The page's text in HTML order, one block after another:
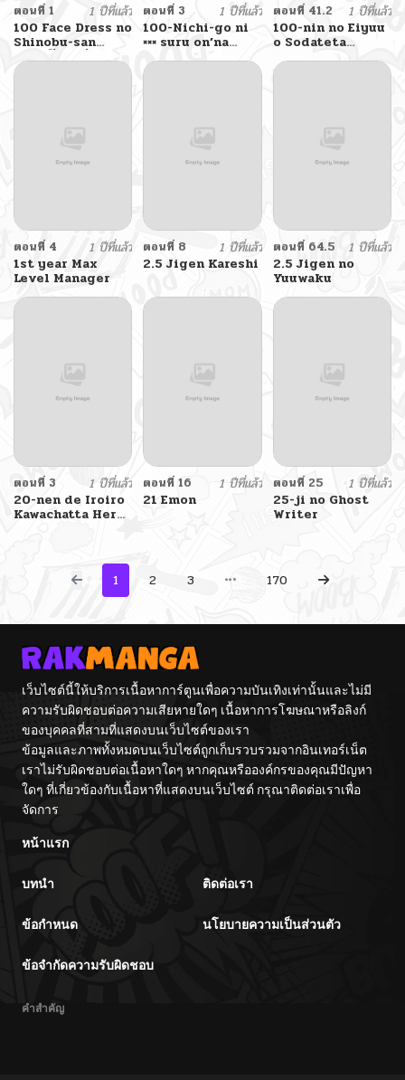
ตอนที่ 1
1 ปีที่แล้ว
100 Face Dress no
Shinobu-san
อาภรณ์ร้อยหน้า คุณชิ
โนบุ
ตอนที่ 3
1 ปีที่แล้ว
100-Nichi-go ni
××× suru on’na
shacho to
shin’nyu shain
ตอนที่ 41.2
1 ปีที่แล้ว
100-nin no Eiyuu
o Sodateta
Saikyou
Yogensha wa,
ตอนที่ 4
1 ปีที่แล้ว
1st year Max
Level Manager
ตอนที่ 8
1 ปีที่แล้ว
2.5 Jigen Kareshi
ตอนที่ 64.5
1 ปีที่แล้ว
2.5 Jigen no
Yuuwaku
ตอนที่ 3
1 ปีที่แล้ว
20-nen de Iroiro
Kawachatta Hero
ตอนที่ 16
1 ปีที่แล้ว
21 Emon
ตอนที่ 25
1 ปีที่แล้ว
25-ji no Ghost
Writer
1 2 3 170
เว็บไซต์นี้ให้บริการเนื้อหาการ์ตูนเพื่อความบันเทิงเท่านั้นและไม่มี
ความรับผิดชอบต่อความเสียหายใดๆ เนื้อหาการโฆษณาหรือลิงก์
ของบุคคลที่สามที่แสดงบนเว็บไซต์ของเรา
ข้อมูลและภาพทั้งหมดบนเว็บไซต์ถูกเก็บรวบรวมจากอินเทอร์เน็ต
เราไม่รับผิดชอบต่อเนื้อหาใดๆ หากคุณหรือองค์กรของคุณมีปัญหา
ใดๆ ที่เกี่ยวข้องกับเนื้อหาที่แสดงบนเว็บไซต์ กรุณาติดต่อเราเพื่อ
จัดการ
หน้าแรก
บทนำ ติดต่อเรา
ข้อกำหนด นโยบายความเป็นส่วนตัว
ข้อจำกัดความรับผิดชอบ
คำสำคัญ